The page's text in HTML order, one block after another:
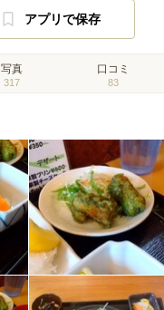
アプリで保存
写真
317
口コミ
83